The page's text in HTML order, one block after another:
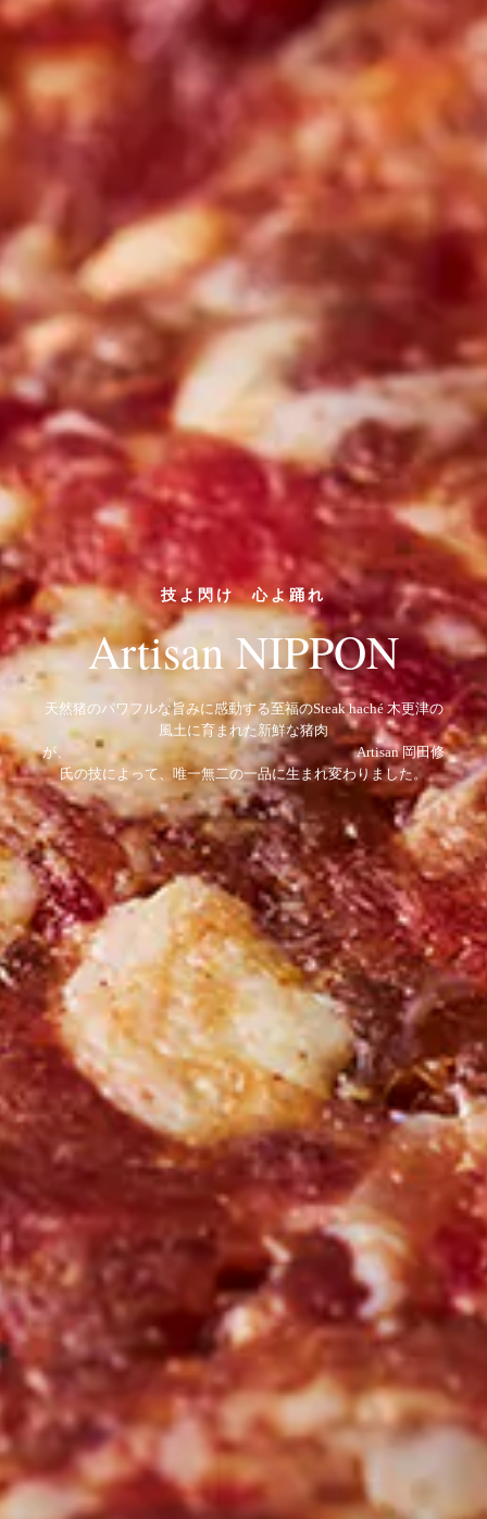
プロのためのプロの仕事
Artisan NIPPON for
PRO
自然の素材のみで作り、圧力調理により旨味・鉄分などの栄養
素溶出を抑制しなが
ら 煮
込み料理のような柔らかさまで仕上げた「圧力調理で柔らかさ
を極めた鹿スネ肉」。